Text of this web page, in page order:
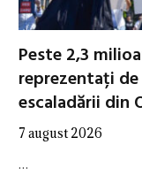
Peste 2,3
reprezentați
escaladării din
7 august 2026
…